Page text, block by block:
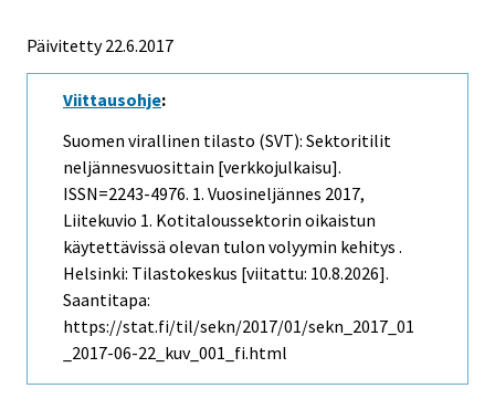
Päivitetty 22.6.2017
Viittausohje:
Suomen virallinen tilasto (SVT): Sektoritilit
neljännesvuosittain [verkkojulkaisu].
ISSN=2243-4976. 1. Vuosineljännes 2017,
Liitekuvio 1. Kotitaloussektorin oikaistun
käytettävissä olevan tulon volyymin kehitys .
Helsinki: Tilastokeskus [viitattu: 10.8.2026].
Saantitapa:
https://stat.fi/til/sekn/2017/01/sekn_2017_01
_2017-06-22_kuv_001_fi.html